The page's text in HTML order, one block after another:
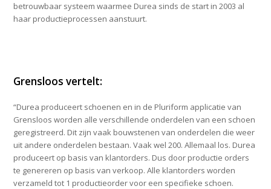
betrouwbaar systeem waarmee Durea sinds de start in 2003 al
haar productieprocessen aanstuurt.
Grensloos vertelt:
“Durea produceert schoenen en in de Pluriform applicatie van
Grensloos worden alle verschillende onderdelen van een schoen
geregistreerd. Dit zijn vaak bouwstenen van onderdelen die weer
uit andere onderdelen bestaan. Vaak wel 200. Allemaal los. Durea
produceert op basis van klantorders. Dus door productie orders
te genereren op basis van verkoop. Alle klantorders worden
verzameld tot 1 productieorder voor een specifieke schoen.